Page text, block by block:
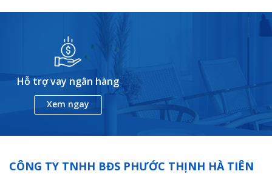
Hỗ trợ vay ngân hàng
Xem ngay
CÔNG TY TNHH BĐS PHƯỚC THỊNH HÀ TIÊN